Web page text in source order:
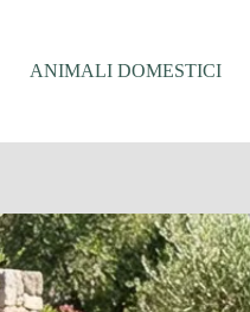
ANIMALI DOMESTICI